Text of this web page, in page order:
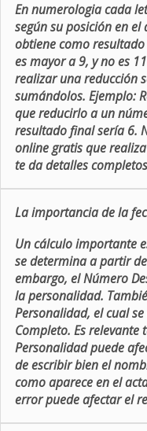
En numerologia cada
según su posición en
obtiene como
es mayor a 9, y no es
realizar una reducción
sumándolos. Ejemplo:
que reducirlo a un
resultado final sería 6.
online gratis que
te da detalles
La importancia de la
Un cálculo importante
se determina a partir
embargo, el Número
la personalidad.
Personalidad, el cual
Completo. Es relevante
Personalidad puede
de escribir bien el
como aparece en el
error puede afectar el